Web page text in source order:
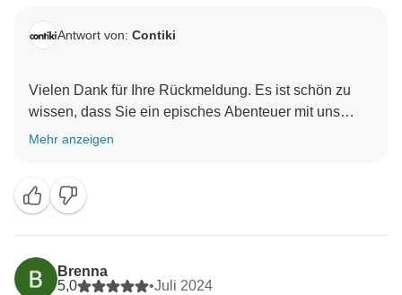
Antwort von: Contiki
Vielen Dank für Ihre Rückmeldung. Es ist schön zu
wissen, dass Sie ein episches Abenteuer mit uns
hatten und dass Ihr Trip Manager zu Ihrer Erfahrung
Mehr anzeigen
Brenna
5,0
•Juli 2024